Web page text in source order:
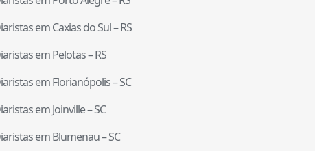
emCaxias do Sul–RS
emPelotas–RS
emFlorianópolis–SC
emJoinville–SC
emBlumenau–SC